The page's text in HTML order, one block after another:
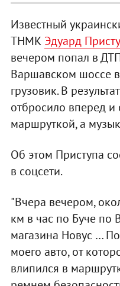
Известный
ТНМК Эдуард
вечером попал в
Варшавском шоссе
грузовик. В
отбросило вперед и
маршруткой, а
Об этом Приступа
в соцсети.
"Вчера вечером,
км в час по Буче по
магазина Новус …
моего авто, от
влипился в